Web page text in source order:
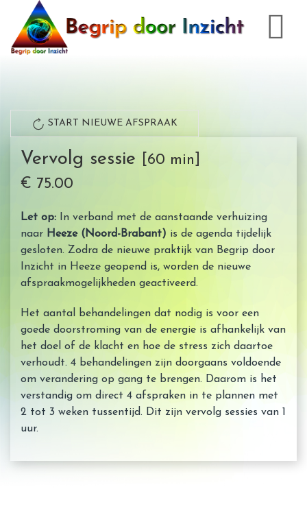
START NIEUWE AFSPRAAK
Vervolg sessie
[60 min]
€ 75.00
Let op:
In verband met de aanstaande verhuizing
naar Heeze (Noord-Brabant) is de agenda tijdelijk
gesloten. Zodra de nieuwe praktijk van Begrip door
Inzicht in Heeze geopend is, worden de nieuwe
afspraakmogelijkheden geactiveerd.
Het aantal behandelingen dat nodig is voor een
goede doorstroming van de energie is afhankelijk van
het doel of de klacht en hoe de stress zich daartoe
verhoudt. 4 behandelingen zijn doorgaans voldoende
om verandering op gang te brengen. Daarom is het
verstandig om direct 4 afspraken in te plannen met
2 tot 3 weken tussentijd. Dit zijn vervolg sessies van 1
uur.